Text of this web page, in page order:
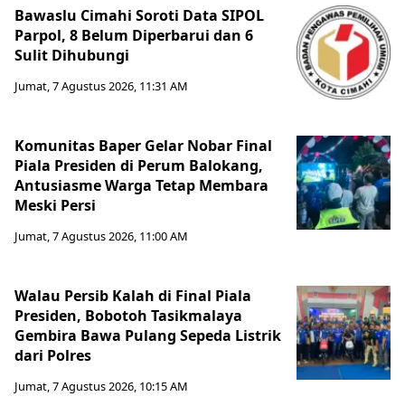
Bawaslu Cimahi Soroti Data SIPOL
Parpol, 8 Belum Diperbarui dan 6
Sulit Dihubungi
Jumat, 7 Agustus 2026, 11:31 AM
Komunitas Baper Gelar Nobar Final
Piala Presiden di Perum Balokang,
Antusiasme Warga Tetap Membara
Meski Persi
Jumat, 7 Agustus 2026, 11:00 AM
Walau Persib Kalah di Final Piala
Presiden, Bobotoh Tasikmalaya
Gembira Bawa Pulang Sepeda Listrik
dari Polres
Jumat, 7 Agustus 2026, 10:15 AM